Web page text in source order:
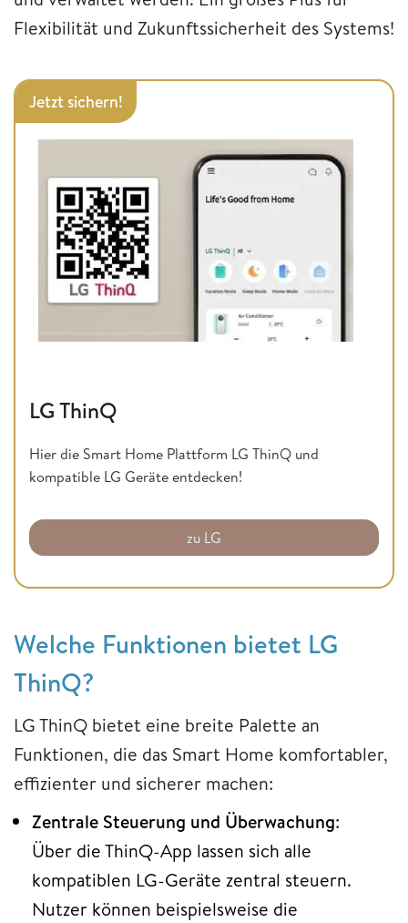
Flexibilität und Zukunftssicherheit des Systems!
Jetzt sichern!
LG ThinQ
Hier die Smart Home Plattform LG ThinQ und
kompatible LG Geräte entdecken!
zu LG
Welche Funktionen bietet LG
ThinQ?
LG ThinQ bietet eine breite Palette an
Funktionen, die das Smart Home komfortabler,
effizienter und sicherer machen:
Zentrale Steuerung und Überwachung:
Über die ThinQ-App lassen sich alle
kompatiblen LG-Geräte zentral steuern.
Nutzer können beispielsweise die